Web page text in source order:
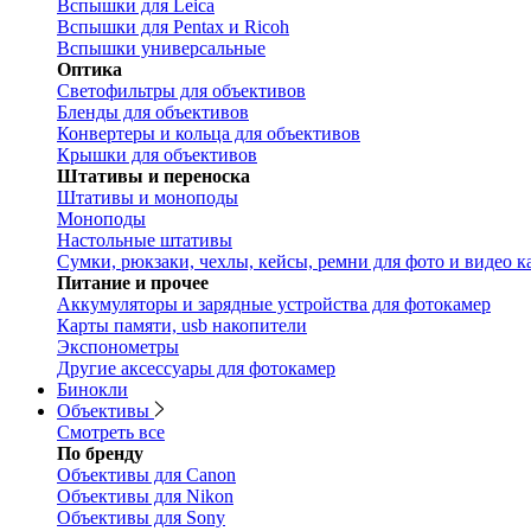
Вспышки для Leica
Вспышки для Pentax и Ricoh
Вспышки универсальные
Оптика
Светофильтры для объективов
Бленды для объективов
Конвертеры и кольца для объективов
Крышки для объективов
Штативы и переноска
Штативы и моноподы
Моноподы
Настольные штативы
Сумки, рюкзаки, чехлы, кейсы, ремни для фото и видео
Питание и прочее
Аккумуляторы и зарядные устройства для фотокамер
Карты памяти, usb накопители
Экспонометры
Другие аксессуары для фотокамер
Бинокли
Объективы
Смотреть все
По бренду
Объективы для Canon
Объективы для Nikon
Объективы для Sony